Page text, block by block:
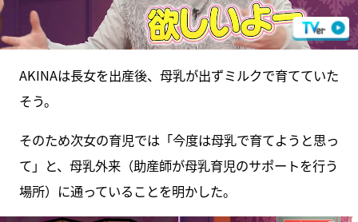
AKINAは長女を出産後、母乳が出ずミルクで育てていた
そう。
そのため次女の育児では「今度は母乳で育てようと思っ
て」と、母乳外来（助産師が母乳育児のサポートを行う
場所）に通っていることを明かした。